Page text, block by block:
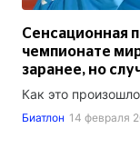
Сенсационная
чемпионате
заранее, но
Как это
Биатлон 14 февраля